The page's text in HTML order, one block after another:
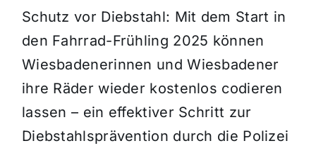
Schutz vor Diebstahl: Mit dem Start in
den Fahrrad-Frühling 2025 können
Wiesbadenerinnen und Wiesbadener
ihre Räder wieder kostenlos codieren
lassen – ein effektiver Schritt zur
Diebstahlsprävention durch die Polizei